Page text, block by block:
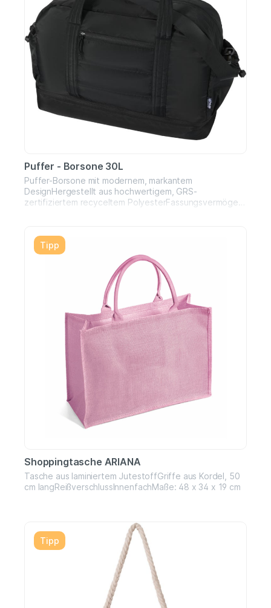
Puffer - Borsone 30L
Puffer-Borsone mit modernem, markantem
DesignHergestellt aus hochwertigem, GRS-
zertifiziertem recyceltem PolyesterFassungsvermögen:
und AusrüstungSeparates, isoliertes Bodenfach mit
PEVA-Futter für nasse KleidungMehrere Innen- und
Außentaschen für optimale OrganisationTrolley-Gurt für
einfaches ReisenVerstellbare Schultergurte und
Tragegriffe für flexible NutzungLeicht und
wasserabweisendEntwickelt für einen aktiven und
vielseitigen Lebensstil
Tipp
Shoppingtasche ARIANA
Tasche aus laminiertem JutestoffGriffe aus Kordel, 50
cm langReißverschlussInnenfachMaße: 48 x 34 x 19 cm
Tipp